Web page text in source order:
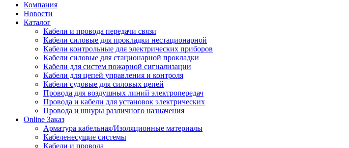
Компания
Новости
Каталог
Кабели и провода передачи связи
Кабели силовые для прокладки нестационарной
Кабели контрольные для электрических приборов
Кабели силовые для стационарной прокладки
Кабели для систем пожарной сигнализации
Кабели для цепей управления и контроля
Кабели судовые для силовых цепей
Провода для воздушных линий электропередач
Провода и кабели для установок электрических
Провода и шнуры различного назначения
Online Заказ
Арматура кабельная/Изоляционные материалы
Кабеленесущие системы
Кабели и провода